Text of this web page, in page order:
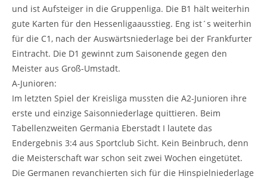
und ist Aufsteiger in die Gruppenliga. Die B1 hält weiterhin
gute Karten für den Hessenligaausstieg. Eng ist´s weiterhin
für die C1, nach der Auswärtsniederlage bei der Frankfurter
Eintracht. Die D1 gewinnt zum Saisonende gegen den
Meister aus Groß-Umstadt.
A-Junioren:
Im letzten Spiel der Kreisliga mussten die A2-Junioren ihre
erste und einzige Saisonniederlage quittieren. Beim
Tabellenzweiten Germania Eberstadt I lautete das
Endergebnis 3:4 aus Sportclub Sicht. Kein Beinbruch, denn
die Meisterschaft war schon seit zwei Wochen eingetütet.
Die Germanen revanchierten sich für die Hinspielniederlage